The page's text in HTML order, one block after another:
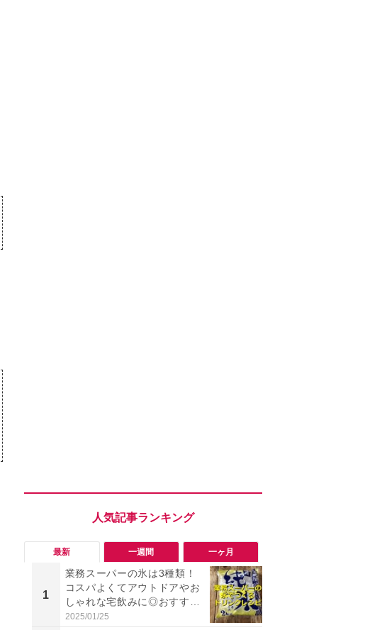
最新 一週間 一ヶ月
1
業務スーパーの氷は3種類！
コスパよくてアウトドアやお
しゃれな宅飲みに◎おすすめ
は2kg「純氷 オーロラアイ
2025/01/25